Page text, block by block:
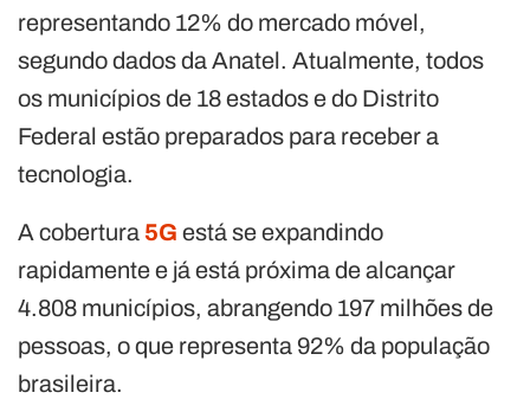
representando 12% do mercado móvel,
segundo dados da Anatel. Atualmente, todos
os municípios de 18 estados e do Distrito
Federal estão preparados para receber a
tecnologia.
A cobertura 5G está se expandindo
rapidamente e já está próxima de alcançar
4.808 municípios, abrangendo 197 milhões de
pessoas, o que representa 92% da população
brasileira.